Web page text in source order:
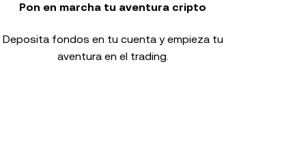
Pon en marcha tu aventura cripto
Deposita fondos en tu cuenta y empieza tu
aventura en el trading.